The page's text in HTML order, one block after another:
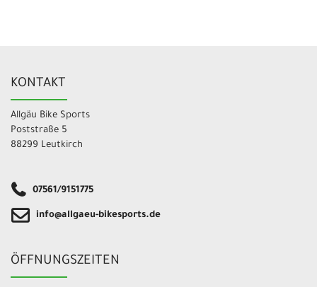
KONTAKT
Allgäu Bike Sports
Poststraße 5
88299 Leutkirch
07561/9151775
info@allgaeu-bikesports.de
ÖFFNUNGSZEITEN